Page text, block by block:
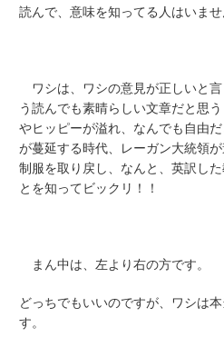
読んで、意味を知ってる人はいませ
ワシは、ワシの意見が正しいと
う読んでも素晴らしい文章だと思
やヒッピーが溢れ、なんでも自由
が蔓延する時代、レーガン大統領
制服を取り戻し、なんと、英訳し
とを知ってビックリ！！
まん中は、左より右の方です。
どっちでもいいのですが、ワシは
す。